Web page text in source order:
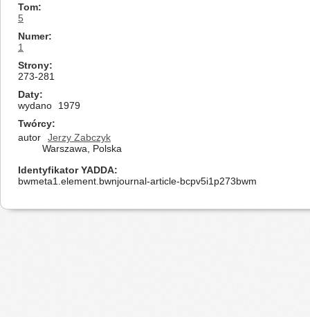
Tom
5
Numer
1
Strony
273-281
Daty
wydano
1979
Twórcy
autor
Jerzy Zabczyk
Warszawa, Polska
Identyfikator YADDA
bwmeta1.element.bwnjournal-article-bcpv5i1p273bwm